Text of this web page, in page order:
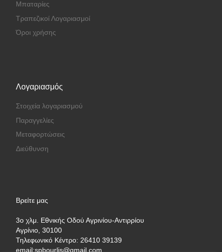
Μπαταρίες
Τραπεζικοί Λογαριασμοί
Όροι χρήσης
Λογαριασμός
Στοιχεία λογαριασμού
Παραγγελίες
Μεταφορτώσεις
Διεύθυνση
Βρείτε μας
3ο χλμ. Εθνικής Οδού Αγρινίου-Αντιρρίου
Αγρίνιο, 30100
Τηλεφωνικό Κέντρο: 26410 39139
email:spbourlis@gmail.com